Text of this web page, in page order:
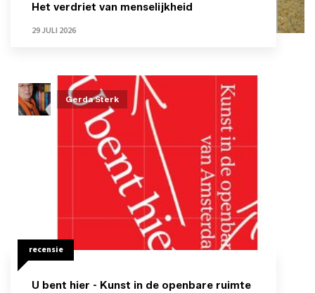
Het verdriet van menselijkheid
29 JULI 2026
recensie
U bent hier - Kunst in de openbare ruimte
Gerda Sterk